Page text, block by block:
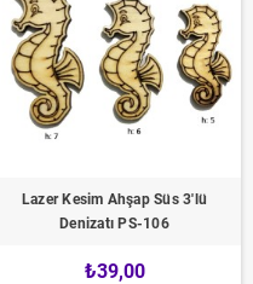
Lazer Kesim Ahşap Süs 3'lü
Denizatı PS-106
₺39,00